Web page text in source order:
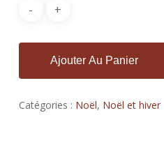
Ajouter Au Panier
Catégories : Noël, Noël et hiver